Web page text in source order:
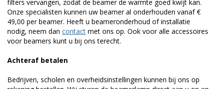
filters vervangen, zodat de beamer de warmte goed kwijt kan.
Onze specialisten kunnen uw beamer al onderhouden vanaf €
49,00 per beamer. Heeft u beameronderhoud of installatie
nodig, neem dan contact met ons op. Ook voor alle accessoires
voor beamers kunt u bij ons terecht.
Achteraf betalen
Bedrijven, scholen en overheidsinstellingen kunnen bij ons op